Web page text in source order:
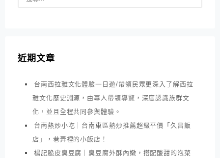
近期文章
台南西拉雅文化體驗一日遊/帶領民眾更深入了解西拉
雅文化歷史淵源，由專人帶領導覽，深度認識族群文
化，並且全程共同參與體驗。
台南熱炒小吃｜台南東區熱炒推薦超級平價「久昌飯
店」，巷弄裡的小飯店！
楊記脆皮臭豆腐｜臭豆腐外酥內嫩，搭配酸甜的泡菜